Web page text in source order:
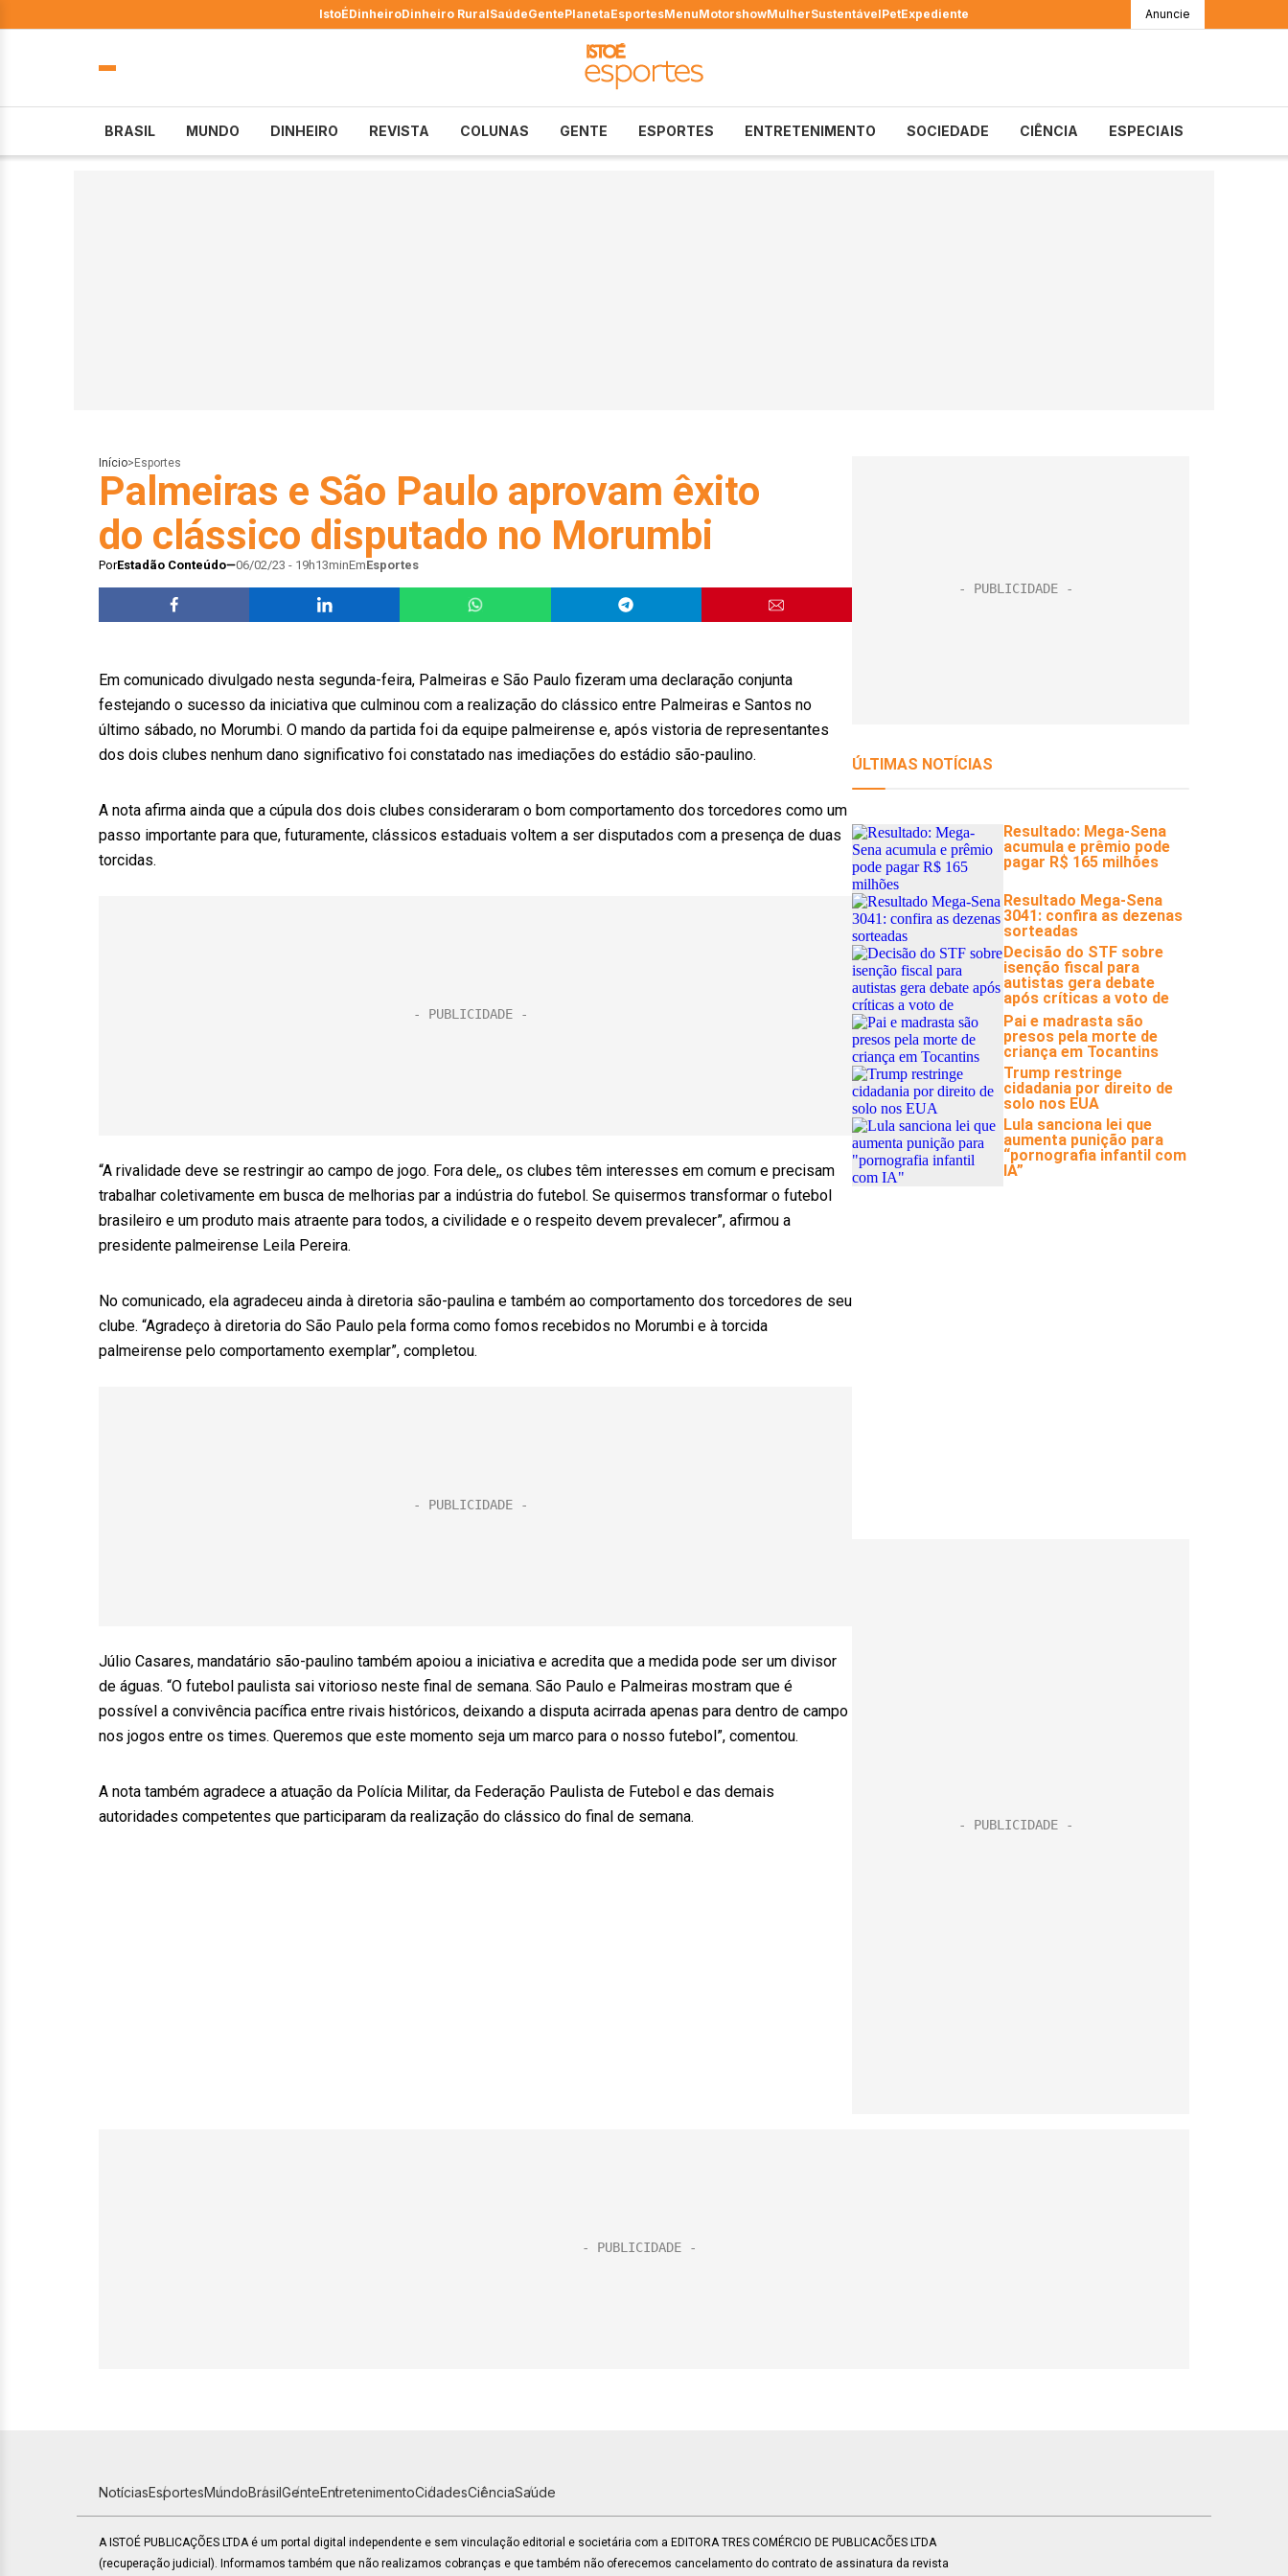
IstoÉDinheiroDinheiro RuralSaúdeGentePlanetaEsportesMenuMotorshowMulherSustentávelPetExpediente Anuncie
BRASIL MUNDO DINHEIRO REVISTA COLUNAS GENTE ESPORTES ENTRETENIMENTO SOCIEDADE CIÊNCIA ESPECIAIS
Início> Esportes
Palmeiras e São Paulo aprovam êxito
do clássico disputado no Morumbi
PorEstadão Conteúdo 06/02/23 - 19h13minEmEsportes
Em comunicado divulgado nesta segunda-feira, Palmeiras e São Paulo fizeram uma declaração conjunta
festejando o sucesso da iniciativa que culminou com a realização do clássico entre Palmeiras e Santos no
último sábado, no Morumbi. O mando da partida foi da equipe palmeirense e, após vistoria de representantes
dos dois clubes nenhum dano significativo foi constatado nas imediações do estádio são-paulino.
A nota afirma ainda que a cúpula dos dois clubes consideraram o bom comportamento dos torcedores como um
passo importante para que, futuramente, clássicos estaduais voltem a ser disputados com a presença de duas
torcidas.
“A rivalidade deve se restringir ao campo de jogo. Fora dele,, os clubes têm interesses em comum e precisam
trabalhar coletivamente em busca de melhorias par a indústria do futebol. Se quisermos transformar o futebol
brasileiro e um produto mais atraente para todos, a civilidade e o respeito devem prevalecer”, afirmou a
presidente palmeirense Leila Pereira.
No comunicado, ela agradeceu ainda à diretoria são-paulina e também ao comportamento dos torcedores de seu
clube. “Agradeço à diretoria do São Paulo pela forma como fomos recebidos no Morumbi e à torcida
palmeirense pelo comportamento exemplar”, completou.
Júlio Casares, mandatário são-paulino também apoiou a iniciativa e acredita que a medida pode ser um divisor
de águas. “O futebol paulista sai vitorioso neste final de semana. São Paulo e Palmeiras mostram que é
possível a convivência pacífica entre rivais históricos, deixando a disputa acirrada apenas para dentro de campo
nos jogos entre os times. Queremos que este momento seja um marco para o nosso futebol”, comentou.
A nota também agradece a atuação da Polícia Militar, da Federação Paulista de Futebol e das demais
autoridades competentes que participaram da realização do clássico do final de semana.
NotíciasEsportesMundoBrasilGenteEntretenimentoCidadesCiênciaSaúde
A ISTOÉ PUBLICAÇÕES LTDA é um portal digital independente e sem vinculação editorial e societária com a EDITORA TRES COMÉRCIO DE PUBLICACÕES LTDA
(recuperação judicial). Informamos também que não realizamos cobranças e que também não oferecemos cancelamento do contrato de assinatura da revista